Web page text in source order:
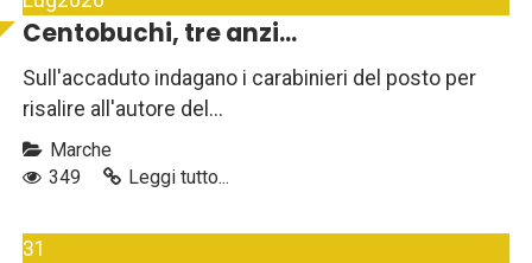
Centobuchi, tre anzi...
Sull'accaduto indagano i carabinieri del posto per
risalire all'autore del...
Marche
349
Leggi tutto...
31